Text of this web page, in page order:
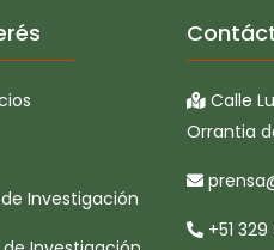
Investigación
Calle
Orrantia
+51